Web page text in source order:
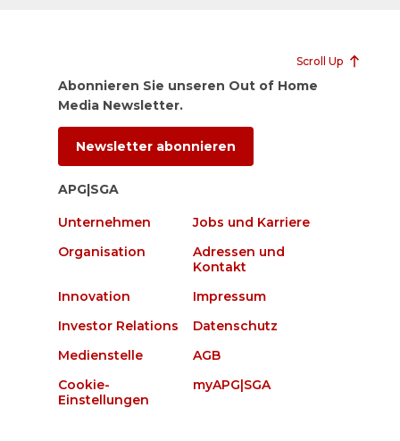
Scroll Up
Abonnieren Sie unseren Out of Home
Media Newsletter.
Newsletter abonnieren
APG|SGA
Unternehmen
Jobs und Karriere
Organisation
Adressen und
Kontakt
Innovation
Impressum
Investor Relations
Datenschutz
Medienstelle
AGB
Cookie-
Einstellungen
myAPG|SGA